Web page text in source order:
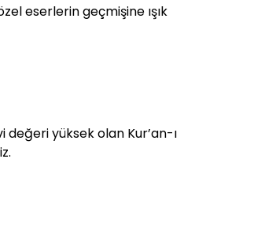
eserlerin geçmişine ışık
yüksek olan Kur’an-ı